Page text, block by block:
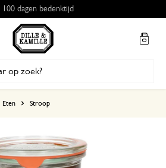
100 dagen bedenktijd
Eten Stroop
3
2